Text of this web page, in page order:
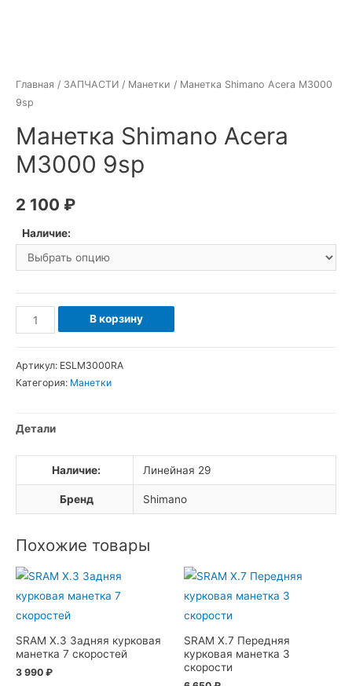
Главная / ЗАПЧАСТИ / Манетки / Манетка Shimano Acera M3000
9sp
Манетка Shimano Acera
M3000 9sp
2 100 ₽
Наличие:
Количество
товара
Shimano
9sp
В корзину
Артикул: ESLM3000RA
Категория: Манетки
Детали
Наличие: Линейная 29
Бренд Shimano
Похожие товары
SRAM X.3 Задняя курковая
манетка 7 скоростей
3 990 ₽
SRAM X.7 Передняя
курковая манетка 3
скорости